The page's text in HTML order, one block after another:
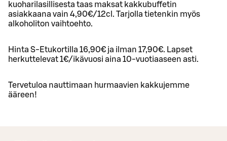
kuoharilasillisesta taas maksat kakkubuffetin
asiakkaana vain 4,90€/12cl. Tarjolla tietenkin myös
alkoholiton vaihtoehto.
Hinta S-Etukortilla 16,90€ ja ilman 17,90€. Lapset
herkuttelevat 1€/ikävuosi aina 10-vuotiaaseen asti.
Tervetuloa nauttimaan hurmaavien kakkujemme
ääreen!